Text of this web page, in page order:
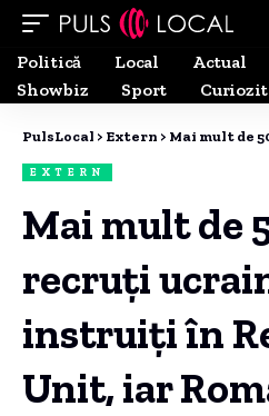
Politică
Local Actual
Showbiz
Sport
PulsLocal > Extern > Mai mult de 50.000 de recruți ucraineni
EXTERN
Mai mult de
recruți
instruiți în
Unit, iar